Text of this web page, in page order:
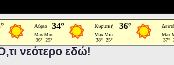
νεότερο εδώ!